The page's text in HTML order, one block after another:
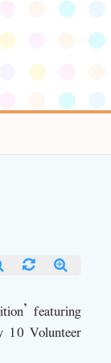
featuring
10 Volunteer